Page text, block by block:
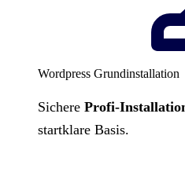
Wordpress Grundinstallation
Sichere Profi-
startklare Basis.